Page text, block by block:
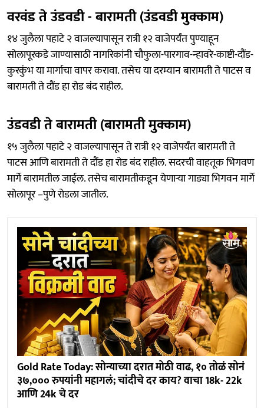
वरवंड ते उंडवडी - बारामती (उंडवडी मुक्काम)
१४ जुलैला पहाटे २ वाजल्यापासून रात्री १२ वाजेपर्यंत पुण्याहून
सोलापूरकडे जाण्यासाठी नागरिकांनी चौफुला-पारगाव-न्हावरे-काष्टी-दौंड-
कुरकुंभ या मार्गाचा वापर करावा. तसेच या दरम्यान बारामती ते पाटस व
बारामती ते दौंड हा रोड बंद राहील.
उंडवडी ते बारामती (बारामती मुक्काम)
१५ जुलैला पहाटे २ वाजल्यापासून ते रात्री १२ वाजेपर्यंत बारामती ते
पाटस आणि बारामती ते दौंड हा रोड बंद राहील. सदरची वाहतूक भिगवण
मार्गे बारामतील जाईल. तसेच बारामतीकडून येणाऱ्या गाड्या भिगवन मार्गे
सोलापूर –पुणे रोडला जातील.
Gold Rate Today: सोन्याच्या दरात मोठी वाढ, १० तोळं सोनं
३७,००० रुपयांनी महागलं; चांदीचे दर काय? वाचा 18k- 22k
आणि 24k चे दर